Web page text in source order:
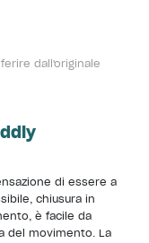
dall'originale
di essere a
chiusura in
è facile da
del movimento. La